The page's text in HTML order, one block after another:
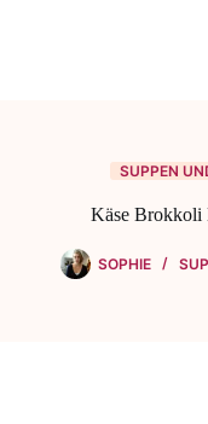
SUPPEN
Käse Brokkoli
SOPHIE